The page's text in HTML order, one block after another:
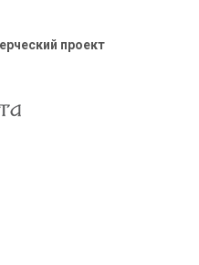
проект